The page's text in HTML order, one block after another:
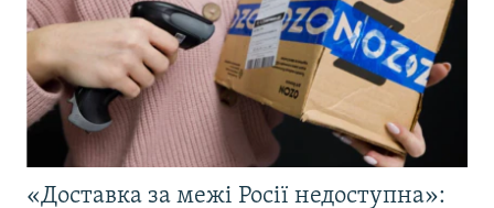
«Доставка за межі Росії недоступна»: